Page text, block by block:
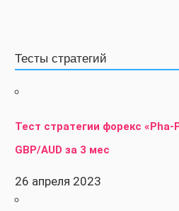
Тесты стратегий
Тест стратегии форекс «Pha-
GBP/AUD за 3 мес
26 апреля 2023